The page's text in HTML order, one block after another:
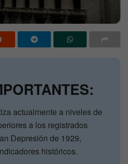
actualmente a niveles de
a los registrados
Depresión de 1929,
históricos.